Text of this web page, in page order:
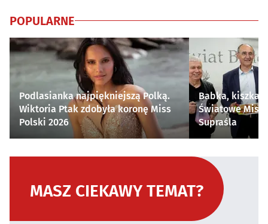
POPULARNE
Podlasianka najpiękniejszą Polką.
Wiktoria Ptak zdobyła koronę Miss
Polski 2026
Babka, kiszka i
Światowe
Supraśla
MASZ CIEKAWY TEMAT?